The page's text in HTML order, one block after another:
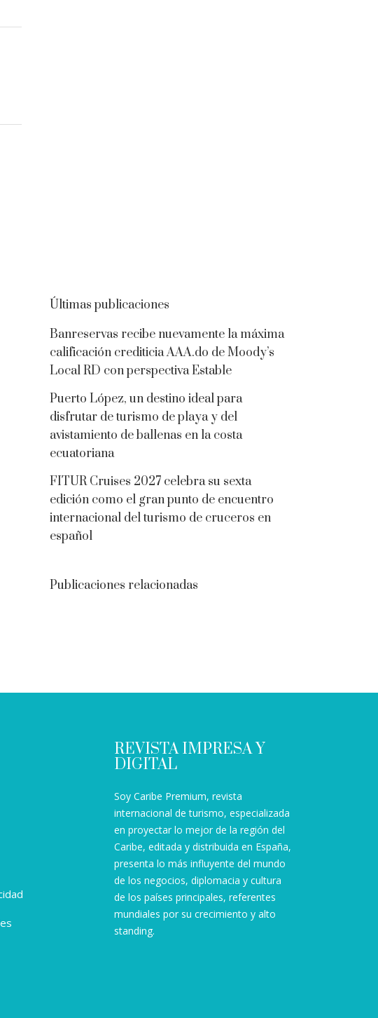
Últimas publicaciones
Banreservas recibe nuevamente la máxima
calificación crediticia AAA.do de Moody’s
Local RD con perspectiva Estable
Puerto López, un destino ideal para
disfrutar de turismo de playa y del
avistamiento de ballenas en la costa
ecuatoriana
FITUR Cruises 2027 celebra su sexta
edición como el gran punto de encuentro
internacional del turismo de cruceros en
español
Publicaciones relacionadas
REVISTA IMPRESA Y
DIGITAL
Soy Caribe Premium, revista
internacional de turismo, especializada
en proyectar lo mejor de la región del
Caribe, editada y distribuida en España,
presenta lo más influyente del mundo
de los negocios, diplomacia y cultura
de los países principales, referentes
mundiales por su crecimiento y alto
standing.